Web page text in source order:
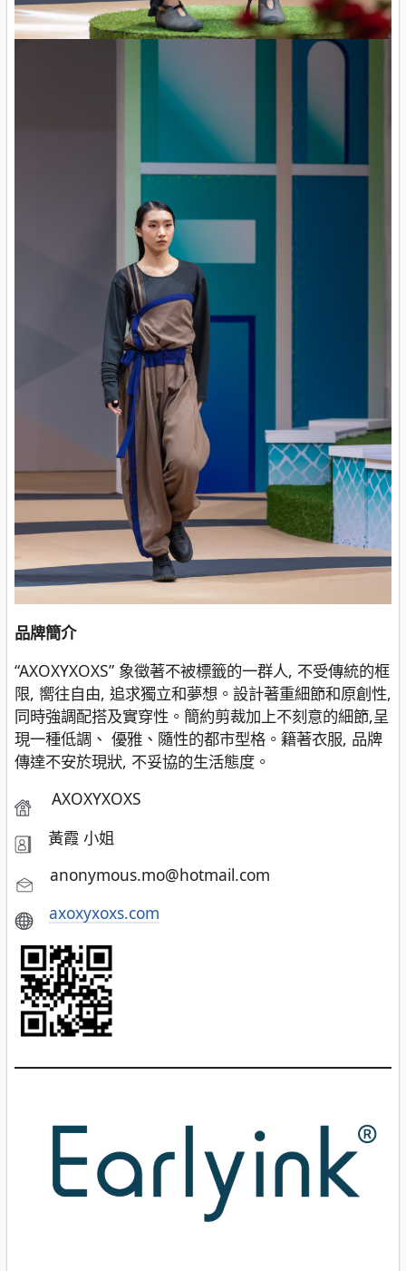
品牌簡介
“AXOXYXOXS” 象徵著不被標籤的一群人, 不受傳統的框
限, 嚮往自由, 追求獨立和夢想。設計著重細節和原創性,
同時強調配搭及實穿性。簡約剪裁加上不刻意的細節,呈
現一種低調、 優雅、隨性的都市型格。籍著衣服, 品牌
傳達不安於現狀, 不妥協的生活態度。
AXOXYXOXS
黃霞 小姐
anonymous.mo@hotmail.com
axoxyxoxs.com